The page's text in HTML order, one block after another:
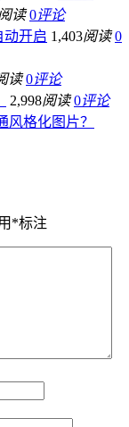
读 0评论
动开启 1,403阅读 0
读 0评论
2,998阅读 0评论
风格化图片？
*标注